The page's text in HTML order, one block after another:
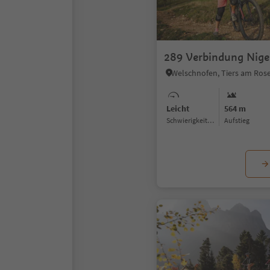
289 Verbindung
Leicht
Schwierigkeitsgrad
564 m
Aufstieg